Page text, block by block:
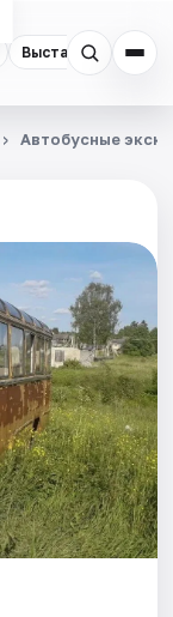
Выставки
Автобусные